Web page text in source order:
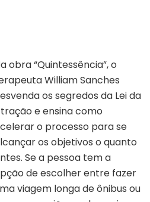
obra “Quintessência”, o
William Sanches
os segredos da Lei da
e ensina como
o processo para se
os objetivos o quanto
Se a pessoa tem a
de escolher entre fazer
viagem longa de ônibus ou